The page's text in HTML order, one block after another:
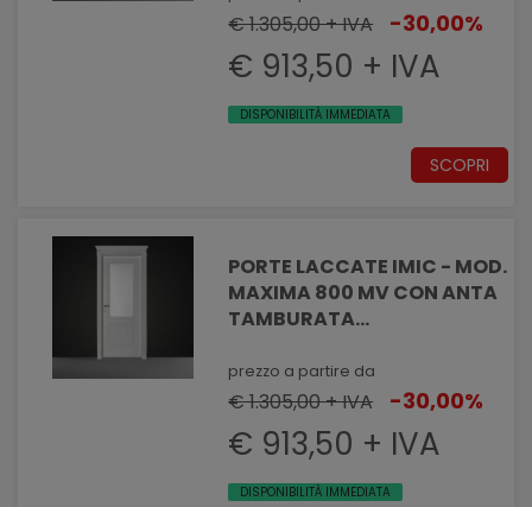
VETRO
€ 1.305,00 + IVA -30,00%
€ 913,50 + IVA
DISPONIBILITÀ IMMEDIATA
SCOPRI
PORTE LACCATE IMIC - MOD.
MAXIMA 800 MV CON ANTA
TAMBURATA
MASSELLATO CON VANO
VETRO
prezzo a partire da
€ 1.305,00 + IVA -30,00%
€ 913,50 + IVA
DISPONIBILITÀ IMMEDIATA